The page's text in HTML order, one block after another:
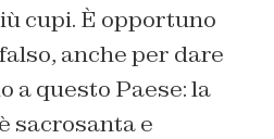
cupi. È opportuno
anche per dare
a questo Paese: la
sacrosanta e